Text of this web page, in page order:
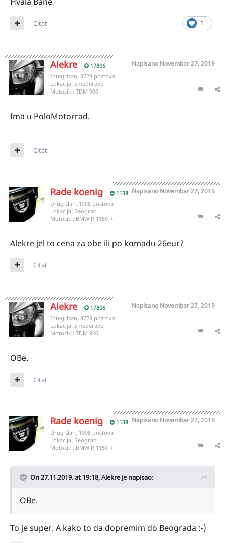
1
Citat
Alekre 17806 Napisano Novembar 27, 2019
Integrisan, 8728 postova
Lokacija: Smederevo
Motocikl: TDM 900
Ima u PoloMotorrad.
Citat
Rade koenig 1138 Napisano Novembar 27, 2019
Drug član, 1098 postova
Lokacija: Beograd
Motocikl: BMW R 1150 R
Alekre jel to cena za obe ili po komadu 26eur?
Citat
Alekre 17806 Napisano Novembar 27, 2019
Integrisan, 8728 postova
Lokacija: Smederevo
Motocikl: TDM 900
OBe.
Citat
Rade koenig 1138 Napisano Novembar 27, 2019
Drug član, 1098 postova
Lokacija: Beograd
Motocikl: BMW R 1150 R
On 27.11.2019. at 19:18,Alekreje napisao:
OBe.
To je super. A kako to da dopremim do Beograda :-)